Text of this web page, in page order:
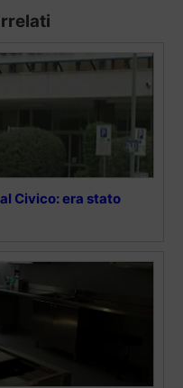
Civico: era stato